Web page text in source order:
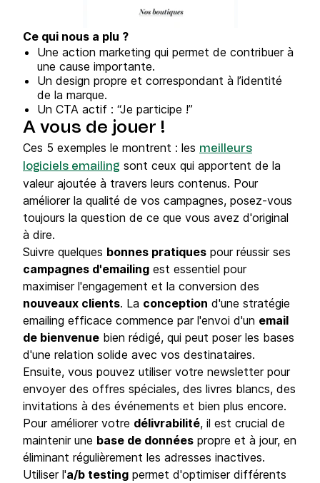
Ce qui nous a plu ?
Une action marketing qui permet de contribuer à
une cause importante.
Un design propre et correspondant à l’identité
de la marque.
Un CTA actif : “Je participe !”
A vous de jouer !
Ces 5 exemples le montrent : les meilleurs
logiciels emailing sont ceux qui apportent de la
valeur ajoutée à travers leurs contenus. Pour
améliorer la qualité de vos campagnes, posez-vous
toujours la question de ce que vous avez d'original
à dire.
Suivre quelques bonnes pratiques pour réussir ses
campagnes d'emailing est essentiel pour
maximiser l'engagement et la conversion des
nouveaux clients. La conception d'une stratégie
emailing efficace commence par l'envoi d'un email
de bienvenue bien rédigé, qui peut poser les bases
d'une relation solide avec vos destinataires.
Ensuite, vous pouvez utiliser votre newsletter pour
envoyer des offres spéciales, des livres blancs, des
invitations à des événements et bien plus encore.
Pour améliorer votre délivrabilité, il est crucial de
maintenir une base de données propre et à jour, en
éliminant régulièrement les adresses inactives.
Utiliser l'a/b testing permet d'optimiser différents